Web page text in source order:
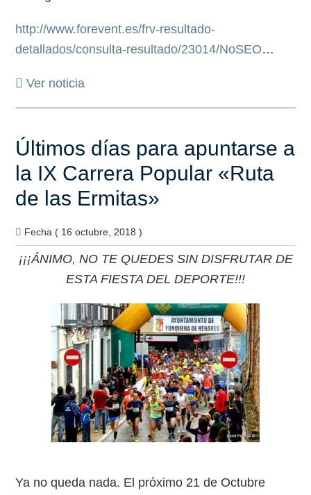
http://www.forevent.es/frv-resultado-
detallados/consulta-resultado/23014/NoSEO…
Ver noticia
Últimos días para apuntarse a
la IX Carrera Popular «Ruta
de las Ermitas»
Fecha ( 16 octubre, 2018 )
¡¡¡ÁNIMO, NO TE QUEDES SIN DISFRUTAR DE
ESTA FIESTA DEL DEPORTE!!!
Ya no queda nada. El próximo 21 de Octubre